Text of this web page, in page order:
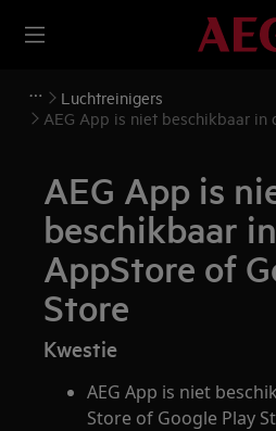
Luchtreinigers
AEG App is niet beschikbaar in
AEG App is
beschikbaar
AppStore of
Store
Kwestie
AEG App is niet
Store of Google Play